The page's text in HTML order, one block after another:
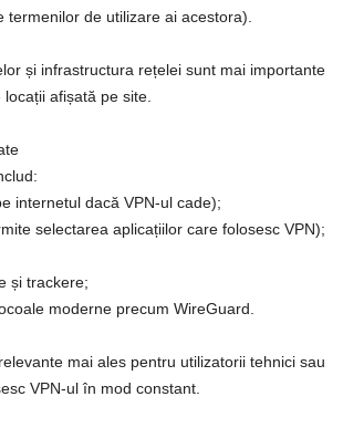
termenilor de utilizare ai acestora).
și infrastructura rețelei sunt mai importante
afișată pe site.
internetul dacă VPN‑ul cade);
selectarea aplicațiilor care folosesc VPN);
și trackere;
moderne precum WireGuard.
mai ales pentru utilizatorii tehnici sau
VPN‑ul în mod constant.